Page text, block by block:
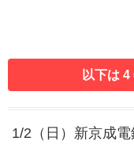
以下は
1/2（日）新京成